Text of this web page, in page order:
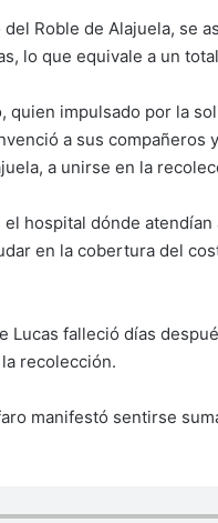
Roble de Alajuela, se
lo que equivale a un
quien impulsado por la
a sus compañeros
a unirse en la
hospital dónde
en la cobertura del
Lucas falleció días
recolección.
manifestó sentirse